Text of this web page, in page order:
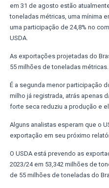
em 31 de agosto estão
toneladas métricas, uma mínima
uma participação de 24,8% no
USDA.
As exportações projetadas do
55 milhões de toneladas métricas.
É a segunda menor participação
milho já registrada, atrás apenas
forte seca reduziu a produção e
Alguns analistas esperam que o
exportação em seu próximo
O USDA está prevendo as
2023/24 em 53,342 milhões de
de 55 milhões de toneladas do